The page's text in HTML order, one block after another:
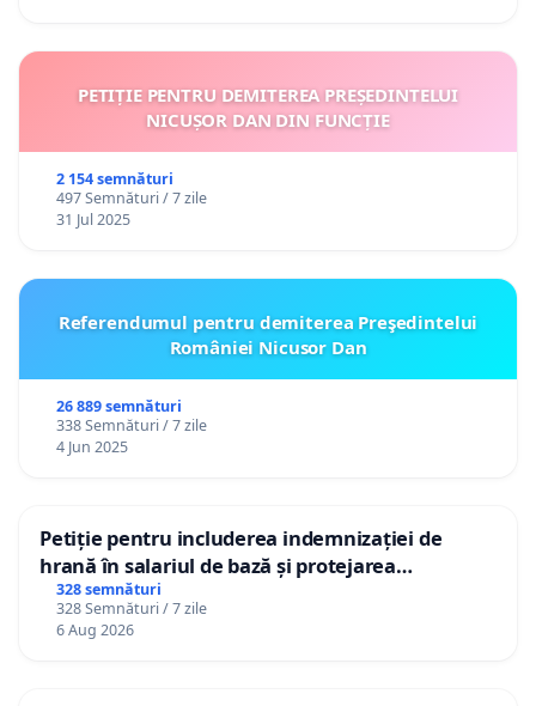
PETIȚIE PENTRU DEMITEREA PREȘEDINTELUI
NICUȘOR DAN DIN FUNCȚIE
2 154 semnături
497 Semnături / 7 zile
31 Jul 2025
Referendumul pentru demiterea Preşedintelui
României Nicusor Dan
26 889 semnături
338 Semnături / 7 zile
4 Jun 2025
Petiție pentru includerea indemnizației de
hrană în salariul de bază și protejarea
gradațiilor de vechime pentru asistenții
personali
328 semnături
328 Semnături / 7 zile
6 Aug 2026